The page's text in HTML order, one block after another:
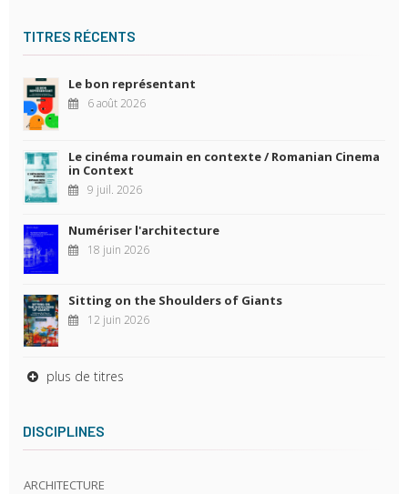
TITRES RÉCENTS
Le bon représentant
6 août 2026
Le cinéma roumain en contexte / Romanian Cinema
in Context
9 juil. 2026
Numériser l'architecture
18 juin 2026
Sitting on the Shoulders of Giants
12 juin 2026
plus de titres
DISCIPLINES
ARCHITECTURE